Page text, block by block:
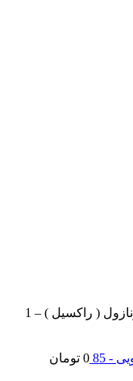
بهاورشیمی – تبوکونازول ( راکسیل ) – 1
0 تومان